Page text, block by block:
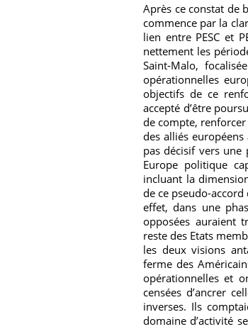
Après ce constat de
commence par la
lien entre PESC et
nettement les
Saint-Malo,
opérationnelles
objectifs de ce
accepté d’être
de compte, renforcer
des alliés
pas décisif vers
Europe politique
incluant la
de ce pseudo-
effet, dans une
opposées auraient
reste des Etats
les deux visions
ferme des
opérationnelles et
censées d’ancrer
inverses. Ils
domaine d’activité